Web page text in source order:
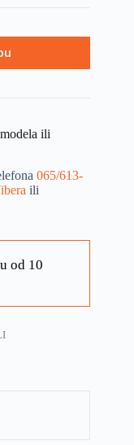
ili
065/613-
ili
od 10